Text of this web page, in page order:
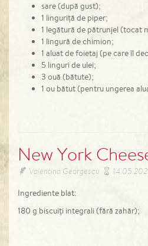
sare (după gust);
1 linguriță de piper;
1 legătură de pătrunjel (tocat
1 lingură de chimion;
1 aluat de foietaj (pe care îl
5 linguri de ulei;
3 ouă (bătute);
1 ou bătut (pentru ungerea
New York
Valentina Georgescu
Ingrediente blat:
180 g biscuiți integrali (fără zahăr);